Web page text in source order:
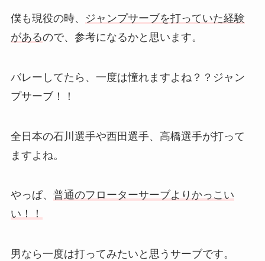
僕も現役の時、
ジャンプサーブを打っていた経験
があるので、参考になるかと思います。
バレーしてたら、一度は憧れますよね？？ジャン
プサーブ！！
全日本の石川選手や西田選手、高橋選手が打って
ますよね。
やっぱ、 普通のフローターサーブよりかっこい
い！！
男なら一度は打ってみたいと思うサーブです。